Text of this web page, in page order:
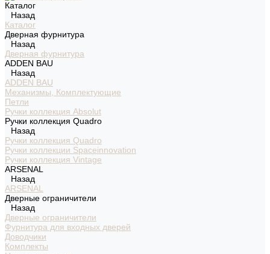
Каталог
Назад
Каталог
Дверная фурнитура
Назад
Дверная фурнитура
ADDEN BAU
Назад
ADDEN BAU
Механизмы, Комплектующие
Петли
Ручки коллекция Absolut
Ручки коллекция Quadro
Назад
Ручки коллекция Quadro
Ручки коллекции Spaceinnovation
Ручки коллекция Vintage
ARSENAL
Назад
ARSENAL
Дверные ограничители
Назад
Дверные ограничители
Фурнитура для входных дверей
Доводчики
Комплекты